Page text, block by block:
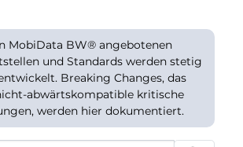
MobiData BW® angebotenen
und Standards werden stetig
Breaking Changes, das
abwärtskompatible kritische
werden hier dokumentiert.